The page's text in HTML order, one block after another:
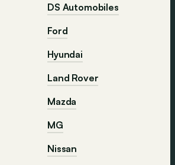
DS Automobiles
Ford
Hyundai
Land Rover
Mazda
MG
Nissan